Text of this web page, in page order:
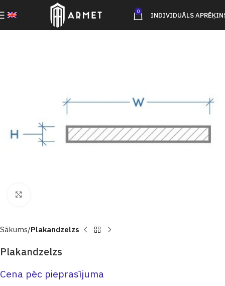
0 INDIVIDUĀLS
Sākums Plakandzelzs
Plakandzelzs
Cena pēc pieprasījuma